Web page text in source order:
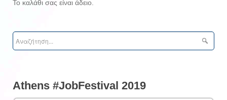
Το καλάθι σας είναι άδειο.
Athens #JobFestival 2019